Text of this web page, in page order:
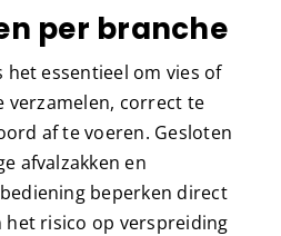
per branche
het essentieel om vies of
verzamelen, correct te
af te voeren. Gesloten
afvalzakken en
beperken direct
het risico op verspreiding